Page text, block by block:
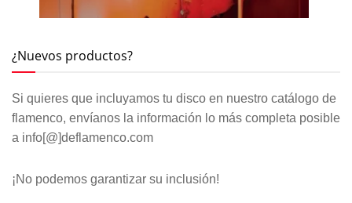
¿Nuevos productos?
Si quieres que incluyamos tu disco en nuestro catálogo de
flamenco, envíanos la información lo más completa posible
a info[@]deflamenco.com
¡No podemos garantizar su inclusión!